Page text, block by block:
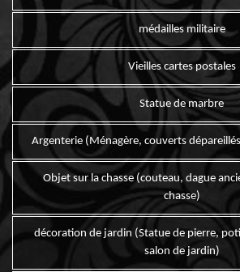
médailles militaire
Vieilles cartes postales
Statue de marbre
Argenterie (Ménagère, couverts
Objet sur la chasse (couteau, dague
chasse)
décoration de jardin (Statue de pierre,
salon de jardin)